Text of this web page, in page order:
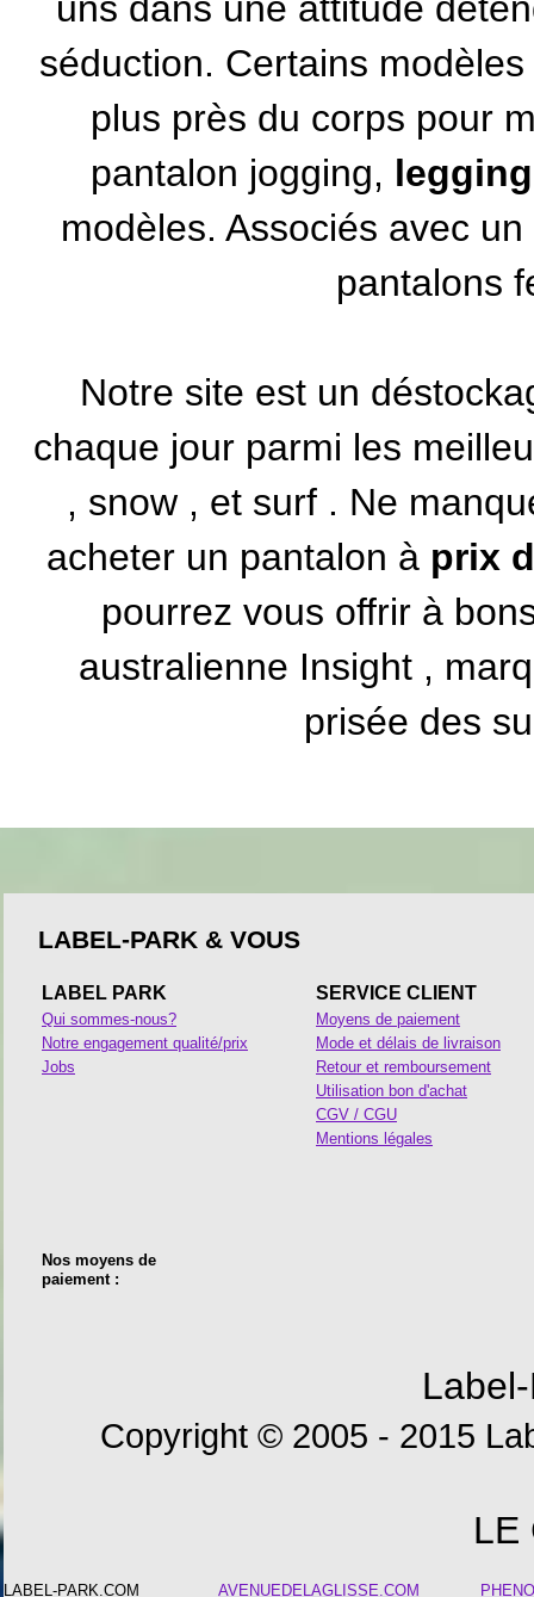
séduction. Certains
plus près du corps pour
pantalon jogging, legging
modèles. Associés avec
pantalons
Notre site est un
chaque jour parmi les
, snow , et surf . Ne
acheter un pantalon à prix
pourrez vous offrir à
australienne Insight ,
prisée des
LABEL-PARK & VOUS
LABEL PARK
Qui sommes-nous?
Notre engagement qualité/prix
Jobs
SERVICE CLIENT
Moyens de paiement
Mode et délais de livraison
Retour et remboursement
Utilisation bon d'achat
CGV / CGU
Mentions légales
Nos moyens de
paiement :
Copyright © 2005 - 2015
LE
LABEL-PARK.COM
AVENUEDELAGLISSE.COM